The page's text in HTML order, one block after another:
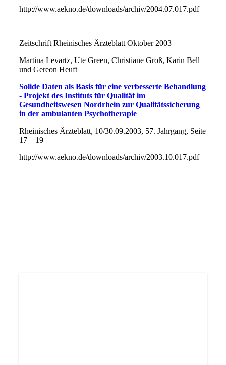
http://www.aekno.de/downloads/archiv/2004.07.017.pdf
Zeitschrift Rheinisches Ärzteblatt Oktober 2003
Martina Levartz, Ute Green, Christiane Groß, Karin Bell
und Gereon Heuft
Solide Daten als Basis für eine verbesserte Behandlung
- Projekt des Instituts für Qualität im
Gesundheitswesen Nordrhein zur Qualitätssicherung
in der ambulanten Psychotherapie
Rheinisches Ärzteblatt, 10/30.09.2003, 57. Jahrgang, Seite
17 – 19
http://www.aekno.de/downloads/archiv/2003.10.017.pdf